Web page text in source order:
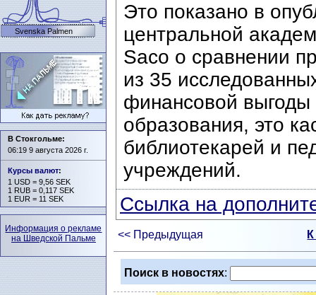
Это показано в
центральной
Saco о сравнении
из 35
финансовой выгоды
образования, это
библиотекарей и
учреждений.
Ссылка на
<< Предыдущая
Поиск в новостях:
Svenska Palmen
В Стокгольме:
06:19 9 августа 2026 г.
Курсы валют:
1 USD = 9,56 SEK
1 RUB = 0,117 SEK
1 EUR = 11 SEK
Информация о рекламе
на Шведской Пальме